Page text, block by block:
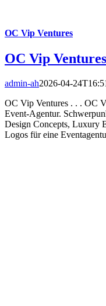
OC Vip Ventures
OC Vip Ventures
admin-ah2026-04-
OC Vip Ventures . . . OC
Event-Agentur.
Design Concepts, Luxury
Logos für eine